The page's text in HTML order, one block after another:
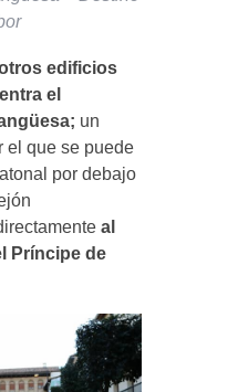
edificios
el
un
el que se puede
por debajo
al
Príncipe de